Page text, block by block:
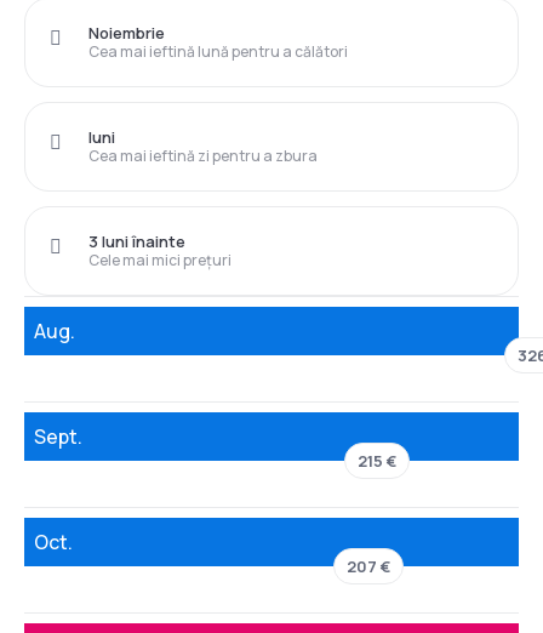
Cea mai ieftină lună pentru a călători
Noiembrie
Cea mai ieftină zi pentru a zbura
luni
Cele mai mici prețuri
3 luni înainte
Aug.
Sept.
215 €
Oct.
207 €